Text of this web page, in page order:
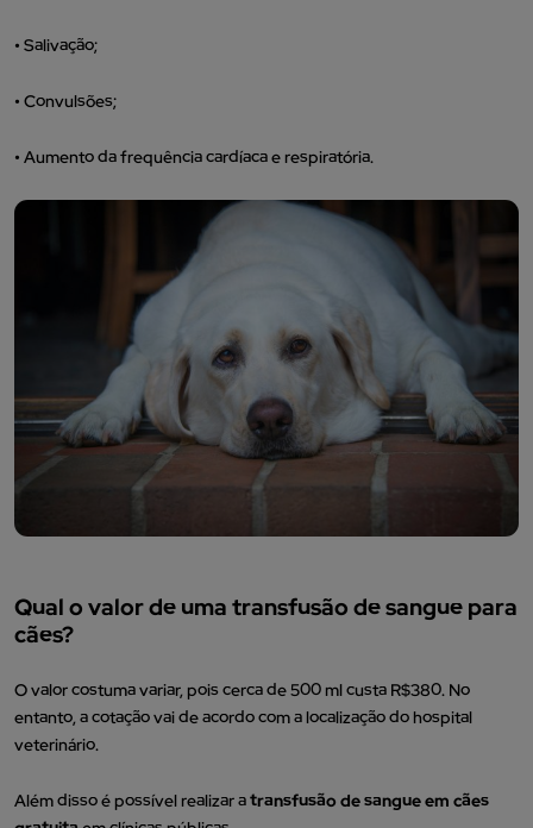
• Salivação;
• Convulsões;
• Aumento da frequência cardíaca e respiratória.
Qual o valor de uma transfusão de sangue para
cães?
O valor costuma variar, pois cerca de 500 ml custa R$380. No
entanto, a cotação vai de acordo com a localização do hospital
veterinário.
Além disso é possível realizar atransfusão de sangue em cães